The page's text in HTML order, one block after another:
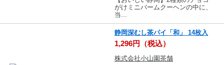
がけミニバームクーヘンの中に、
当...
静岡深むし茶パイ「和」 14枚入
1,296円（税込）
株式会社小山園茶舗